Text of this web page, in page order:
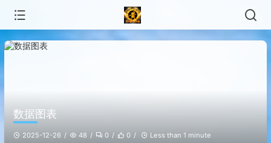
数据图表
2025-12-26 48 0 0 Less than 1 minute